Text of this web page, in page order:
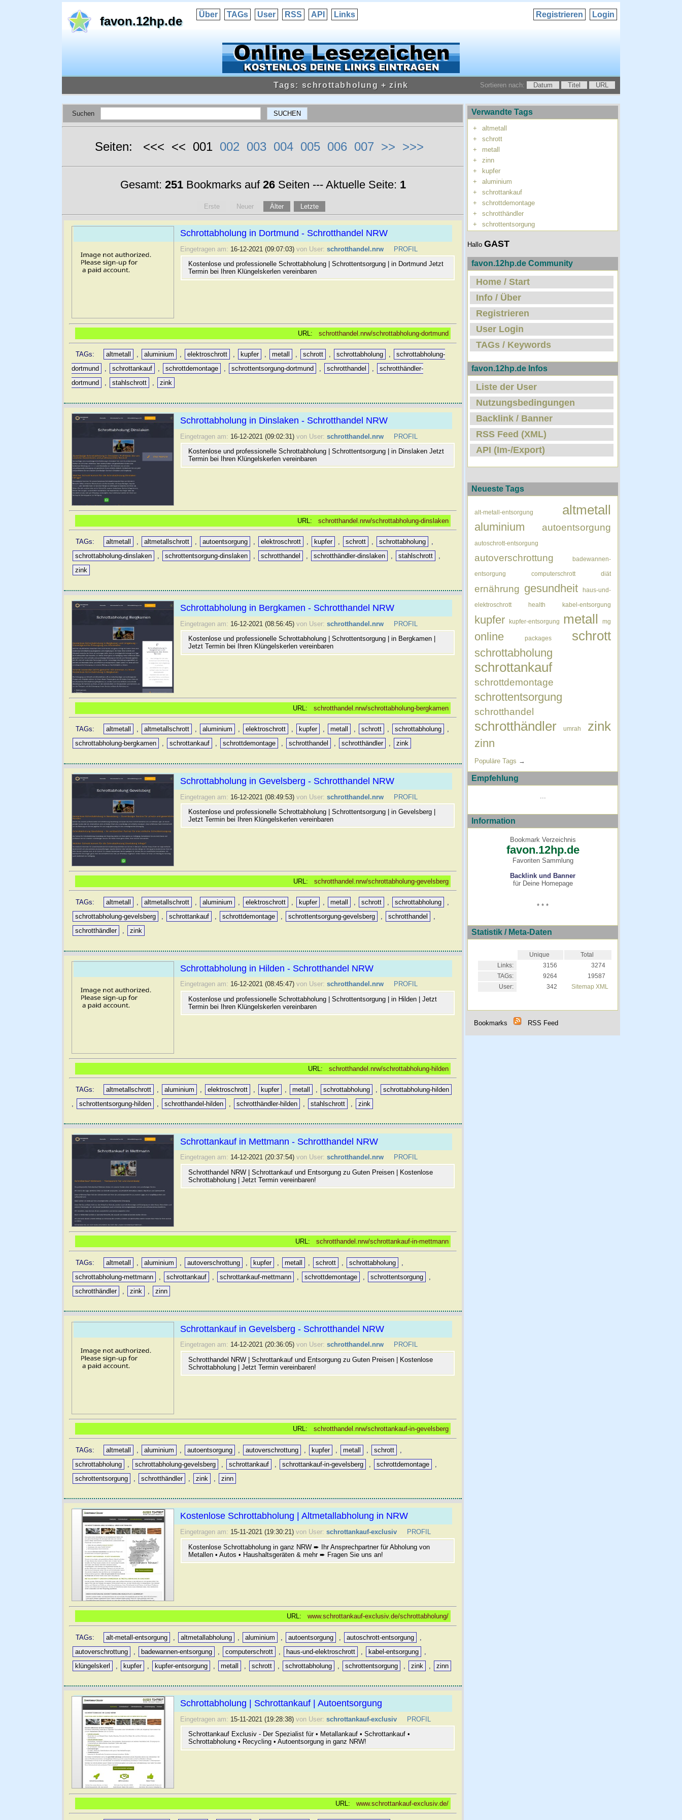
favon.12hp.de Über TAGs User RSS API Links Login
Registrieren
Tags: schrottabholung + zink Sortieren nach: Datum Titel URL
Suchen
Seiten: <<< << 001 002 003 004 005 006 007 >> >>>
Gesamt: 251Bookmarks auf 26Seiten --- Aktuelle Seite: 1
Erste Neuer Älter Letzte
Schrottabholung in Dortmund - Schrotthandel NRW
Eingetragen am: 16-12-2021 (09:07:03) von User: schrotthandel.nrw
PROFIL
Kostenlose und professionelle Schrottabholung | Schrottentsorgung | in Dortmund Jetzt
Termin bei Ihren Klüngelskerlen vereinbaren
URL: schrotthandel.nrw/schrottabholung-dortmund
TAGs: altmetall , aluminium , elektroschrott , kupfer , metall , schrott , schrottabholung ,
schrottabholung-
dortmund
, schrottankauf , schrottdemontage , schrottentsorgung-dortmund , schrotthandel ,
schrotthändler-
dortmund
, stahlschrott , zink
Schrottabholung in Dinslaken - Schrotthandel NRW
Eingetragen am: 16-12-2021 (09:02:31) von User: schrotthandel.nrw
PROFIL
Kostenlose und professionelle Schrottabholung | Schrottentsorgung | in Dinslaken Jetzt
Termin bei Ihren Klüngelskerlen vereinbaren
URL: schrotthandel.nrw/schrottabholung-dinslaken
TAGs: altmetall , altmetallschrott , autoentsorgung , elektroschrott , kupfer , schrott , schrottabholung
,
schrottabholung-dinslaken
, schrottentsorgung-dinslaken , schrotthandel , schrotthändler-dinslaken , stahlschrott
,
zink
Schrottabholung in Bergkamen - Schrotthandel NRW
Eingetragen am: 16-12-2021 (08:56:45) von User: schrotthandel.nrw
PROFIL
Kostenlose und professionelle Schrottabholung | Schrottentsorgung | in Bergkamen |
Jetzt Termin bei Ihren Klüngelskerlen vereinbaren
URL: schrotthandel.nrw/schrottabholung-bergkamen
TAGs: altmetall , altmetallschrott , aluminium , elektroschrott , kupfer , metall , schrott , schrottabholung
,
schrottabholung-bergkamen
, schrottankauf , schrottdemontage , schrotthandel , schrotthändler , zink
Schrottabholung in Gevelsberg - Schrotthandel NRW
Eingetragen am: 16-12-2021 (08:49:53) von User: schrotthandel.nrw
PROFIL
Kostenlose und professionelle Schrottabholung | Schrottentsorgung | in Gevelsberg |
Jetzt Termin bei Ihren Klüngelskerlen vereinbaren
URL: schrotthandel.nrw/schrottabholung-gevelsberg
TAGs: altmetall , altmetallschrott , aluminium , elektroschrott , kupfer , metall , schrott , schrottabholung
,
schrottabholung-gevelsberg
, schrottankauf , schrottdemontage , schrottentsorgung-gevelsberg , schrotthandel
,
schrotthändler
, zink
Schrottabholung in Hilden - Schrotthandel NRW
Eingetragen am: 16-12-2021 (08:45:47) von User: schrotthandel.nrw
PROFIL
Kostenlose und professionelle Schrottabholung | Schrottentsorgung | in Hilden | Jetzt
Termin bei Ihren Klüngelskerlen vereinbaren
URL: schrotthandel.nrw/schrottabholung-hilden
TAGs: altmetallschrott aluminium elektroschrott kupfer metall schrottabholung
schrottabholung-hilden
schrottentsorgung-hilden schrotthandel-hilden schrotthändler-hilden stahlschrott zink
Schrottankauf in Mettmann - Schrotthandel NRW
Eingetragen am: 14-12-2021 (20:37:54) von User: schrotthandel.nrw
PROFIL
Schrotthandel NRW | Schrottankauf und Entsorgung zu Guten Preisen | Kostenlose
Schrottabholung | Jetzt Termin vereinbaren!
URL: schrotthandel.nrw/schrottankauf-in-mettmann
TAGs: altmetall aluminium autoverschrottung kupfer metall schrott schrottabholung
schrottabholung-mettmann
schrottankauf schrottankauf-mettmann schrottdemontage schrottentsorgung
schrotthändler
zink zinn
Schrottankauf in Gevelsberg - Schrotthandel NRW
Eingetragen am: 14-12-2021 (20:36:05) von User: schrotthandel.nrw
PROFIL
Schrotthandel NRW | Schrottankauf und Entsorgung zu Guten Preisen | Kostenlose
Schrottabholung | Jetzt Termin vereinbaren!
URL: schrotthandel.nrw/schrottankauf-in-gevelsberg
TAGs: altmetall aluminium autoentsorgung autoverschrottung kupfer metall schrott
schrottabholung
schrottabholung-gevelsberg schrottankauf schrottankauf-in-gevelsberg schrottdemontage
schrottentsorgung
schrotthändler zink zinn
Kostenlose Schrottabholung | Altmetallabholung in NRW
Eingetragen am: 15-11-2021 (19:30:21) von User: schrottankauf-exclusiv
PROFIL
Kostenlose Schrottabholung in ganz NRW ➨ Ihr Ansprechpartner für Abholung von
Metallen • Autos • Haushaltsgeräten & mehr ➨ Fragen Sie uns an!
URL: www.schrottankauf-exclusiv.de/schrottabholung/
TAGs: alt-metall-entsorgung altmetallabholung aluminium autoentsorgung autoschrott-entsorgung
autoverschrottung
badewannen-entsorgung computerschrott haus-und-elektroschrott kabel-entsorgung
klüngelskerl
kupfer kupfer-entsorgung metall schrott schrottabholung schrottentsorgung zink zinn
Schrottabholung | Schrottankauf | Autoentsorgung
Eingetragen am: 15-11-2021 (19:28:38) von User: schrottankauf-exclusiv
PROFIL
Schrottankauf Exclusiv - Der Spezialist für • Metallankauf • Schrottankauf •
Schrottabholung • Recycling • Autoentsorgung in ganz NRW!
URL: www.schrottankauf-exclusiv.de/
Verwandte Tags
+
altmetall
+
schrott
+
metall
+
zinn
+
kupfer
+
aluminium
+
schrottankauf
+
schrottdemontage
+
schrotthändler
+
schrottentsorgung
Hallo GAST
favon.12hp.de Community
Home / Start
Info / Über
Registrieren
User Login
TAGs / Keywords
favon.12hp.de Infos
Liste der User
Nutzungsbedingungen
Backlink / Banner
RSS Feed (XML)
API (Im-/Export)
Neueste Tags
alt-metall-entsorgung altmetall
aluminium autoentsorgung
autoschrott-entsorgung
autoverschrottung badewannen-
entsorgung computerschrott diät
ernährung gesundheit haus-und-
elektroschrott health kabel-entsorgung
kupfer kupfer-entsorgung metall mg
online packages schrott
schrottabholung
schrottankauf
schrottdemontage
schrottentsorgung
schrotthandel
schrotthändler umrah zink
zinn
Populäre Tags →
Empfehlung
Information
Bookmark Verzeichnis
favon.12hp.de
Favoriten Sammlung
Backlink und Banner
für Deine Homepage
* * *
Statistik / Meta-Daten
Unique
Total
Links:
3156
3274
TAGs:
9264
19587
User:
342 Sitemap XML
Bookmarks RSS Feed